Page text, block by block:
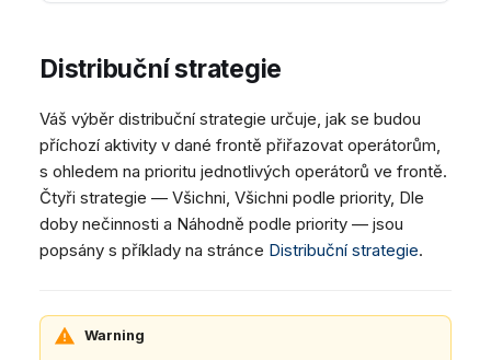
Distribuční strategie
Váš výběr distribuční strategie určuje, jak se budou
příchozí aktivity v dané frontě přiřazovat operátorům,
s ohledem na prioritu jednotlivých operátorů ve frontě.
Čtyři strategie — Všichni, Všichni podle priority, Dle
doby nečinnosti a Náhodně podle priority — jsou
popsány s příklady na stránce Distribuční strategie.
Warning